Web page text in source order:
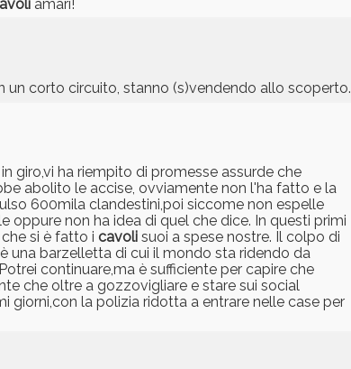
amari!
un corto circuito, stanno (s)vendendo allo scoperto.
giro,vi ha riempito di promesse assurde che
abolito le accise, ovviamente non l'ha fatto e la
600mila clandestini,poi siccome non espelle
non ha idea di quel che dice. In questi primi
si è fatto i cavoli suoi a spese nostre. Il colpo di
una barzelletta di cui il mondo sta ridendo da
continuare,ma è sufficiente per capire che
che oltre a gozzovigliare e stare sui social
giorni,con la polizia ridotta a entrare nelle case per